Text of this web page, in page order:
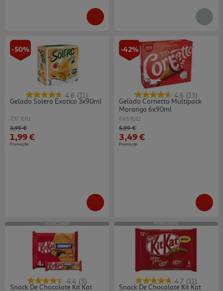
-50%
4.6 (11)
Gelado Solero Exotico 3x90ml
7.37 €/Lt
Price reduced from
3,99 €to
1,99 €
Promoção
-42%
4.6 (13)
Gelado Cornetto Multipack
Morango 6x90ml
6.46 €/Lt
Price reduced from
5,99 €to
3,49 €
Promoção
PATROCINADO
4.4 (5)
Snack De Chocolate Kit Kat
PATROCINADO
4.7 (11)
Snack De Chocolate Kit Kat